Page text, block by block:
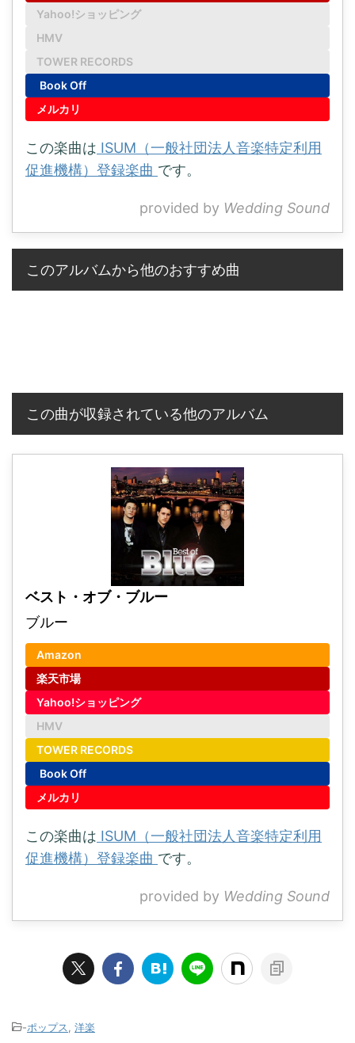
Yahoo!ショッピング
HMV
TOWER RECORDS
Book Off
メルカリ
この楽曲は ISUM（一般社団法人音楽特定利用
促進機構）登録楽曲 です。
provided by Wedding Sound
このアルバムから他のおすすめ曲
この曲が収録されている他のアルバム
ベスト・オブ・ブルー
ブルー
Amazon
楽天市場
Yahoo!ショッピング
HMV
TOWER RECORDS
Book Off
メルカリ
この楽曲は ISUM（一般社団法人音楽特定利用
促進機構）登録楽曲 です。
provided by Wedding Sound
-ポップス, 洋楽